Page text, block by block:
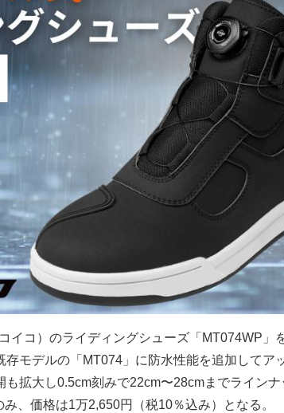
イコ）のライディングシューズ「MT074WP」
存モデルの「MT074」に防水性能を追加してア
も拡大し0.5cm刻みで22cm〜28cmまでラインナ
、価格は1万2,650円（税10％込み）となる。